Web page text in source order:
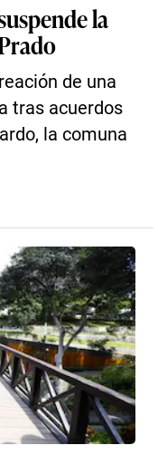
la
de una
tras acuerdos
la comuna